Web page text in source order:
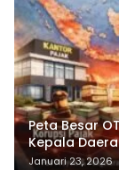
Peta Besar
Kepala
Terbongkar
Januari 23, 2026